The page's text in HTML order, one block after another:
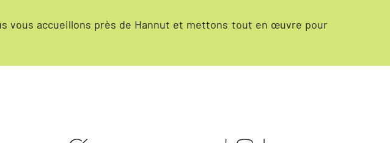
vous accueillons près de Hannut et mettons tout en œuvre pour